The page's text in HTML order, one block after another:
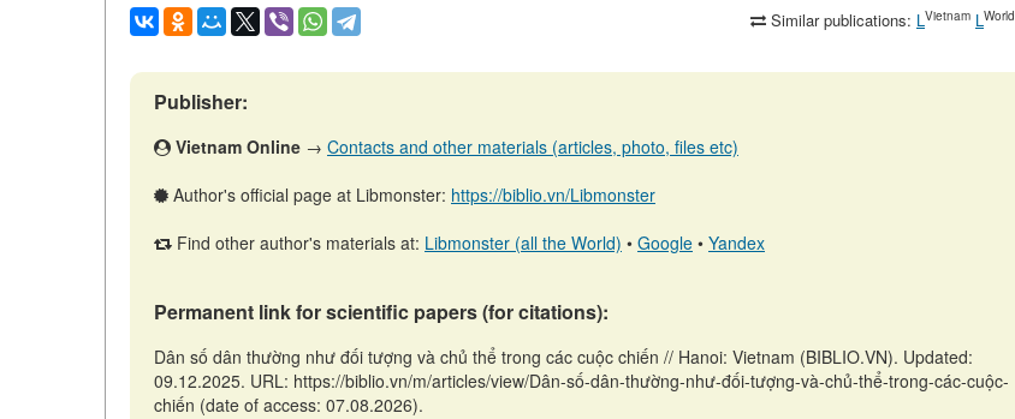
Similar publications: LVietnam LWorld
Publisher:
Vietnam Online → Contacts and other materials (articles, photo, files etc)
Author's official page at Libmonster: https://biblio.vn/Libmonster
Find other author's materials at: Libmonster (all the World) • Google • Yandex
Permanent link for scientific papers (for citations):
Dân số dân thường như đối tượng và chủ thể trong các cuộc chiến // Hanoi: Vietnam (BIBLIO.VN). Updated:
09.12.2025. URL: https://biblio.vn/m/articles/view/Dân-số-dân-thường-như-đối-tượng-và-chủ-thể-trong-các-cuộc-
chiến (date of access: 07.08.2026).